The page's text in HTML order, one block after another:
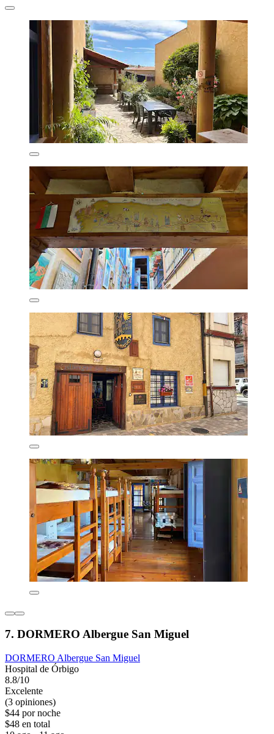
7. DORMERO Albergue San Miguel
DORMERO Albergue San Miguel
Hospital de Órbigo
8.8/10
Excelente
(3 opiniones)
$44 por noche
$48 en total